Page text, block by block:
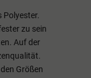
Polyester.
zu sein
Auf der
Größen